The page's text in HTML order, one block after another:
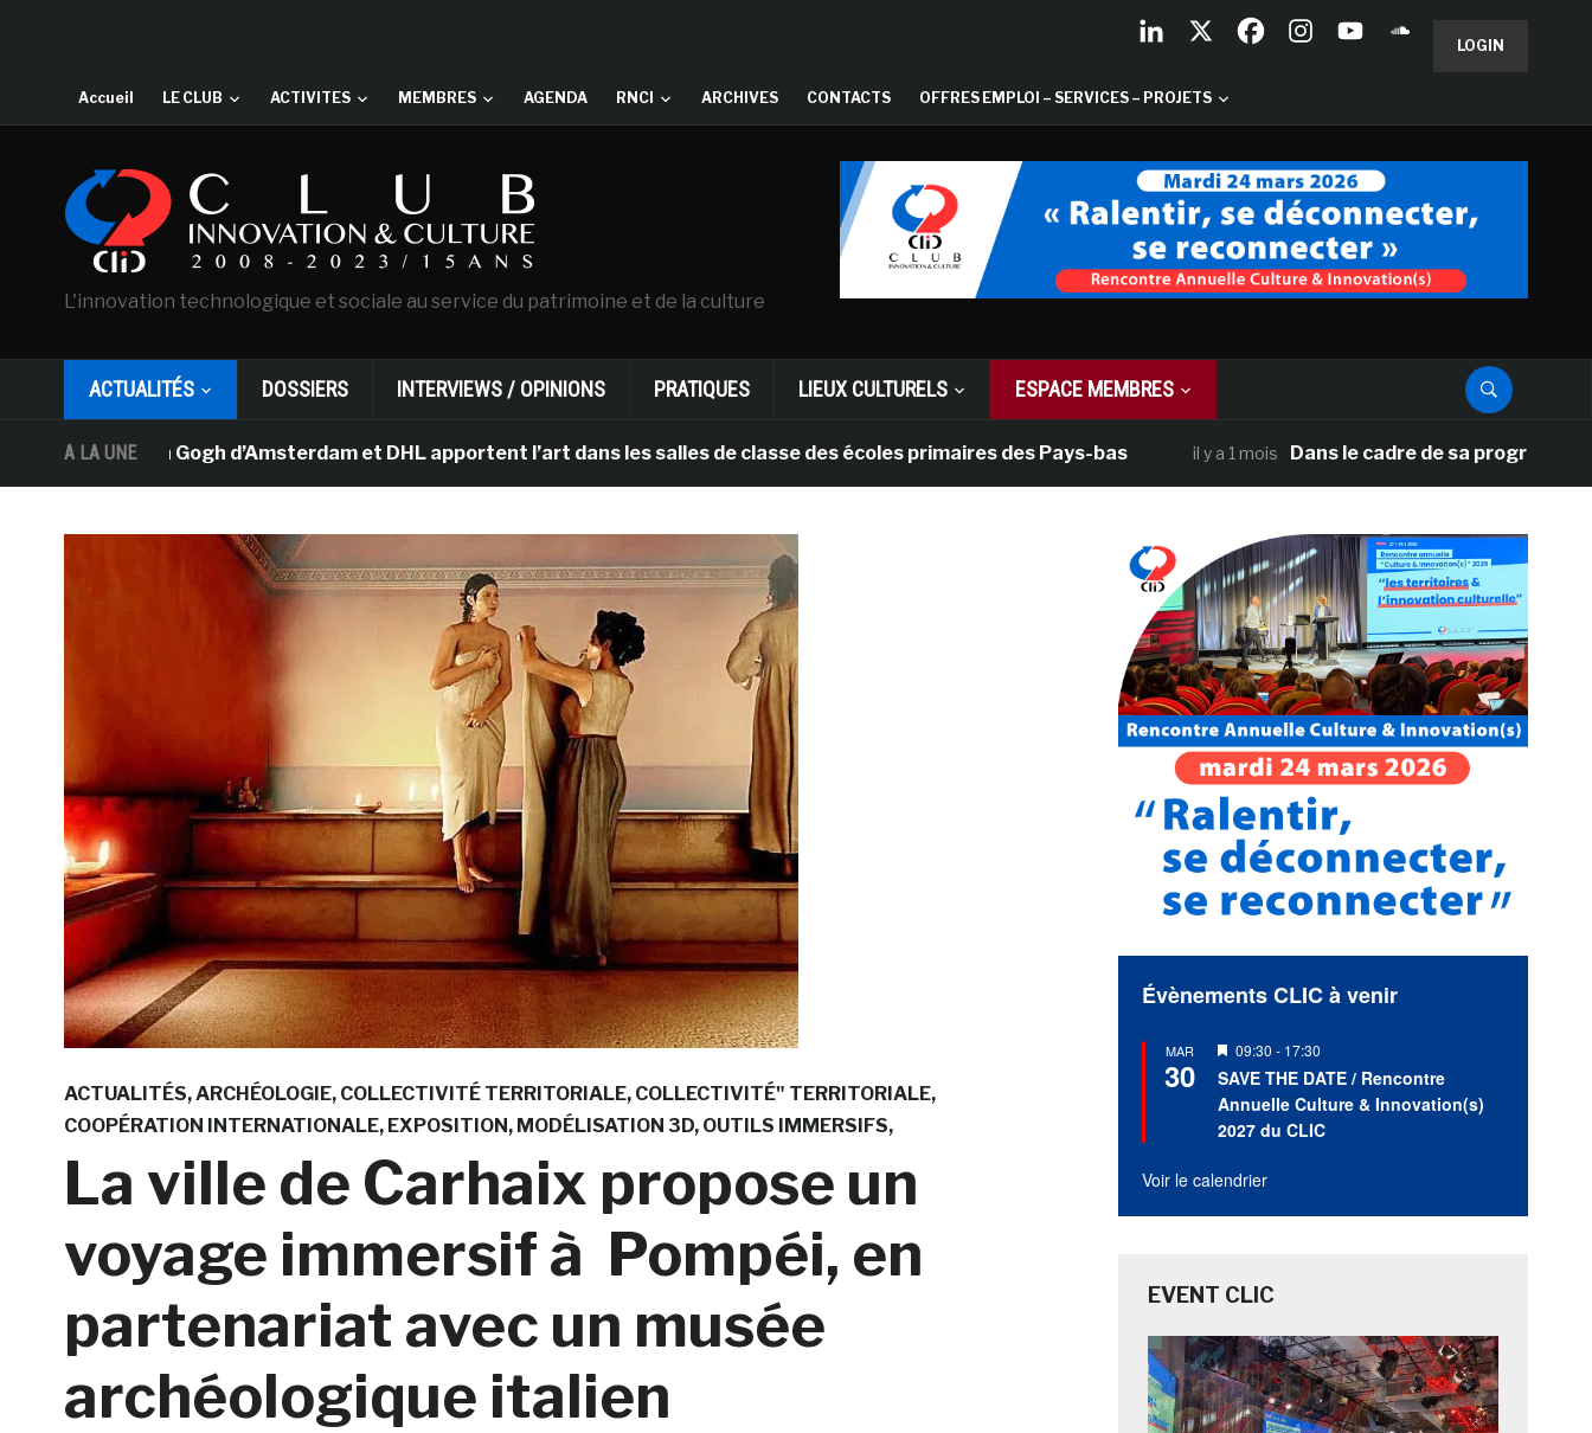
LOGIN
Accueil LE CLUB ACTIVITES MEMBRES AGENDA RNCI ARCHIVES CONTACTS OFFRES EMPLOI – SERVICES – PROJETS
L'innovation technologique et sociale au service du patrimoine et de la culture
ACTUALITÉS DOSSIERS INTERVIEWS / OPINIONS PRATIQUES LIEUX CULTURELS ESPACE MEMBRES
A LA UNE
Van Gogh d’Amsterdam et DHL apportent l’art dans les salles de classe des écoles primaires des Pays-bas il y a 1 mois Dans le cadre de sa programmation
ACTUALITÉS ARCHÉOLOGIE COLLECTIVITÉ TERRITORIALE COLLECTIVITÉ" TERRITORIALE
COOPÉRATION INTERNATIONALE EXPOSITION MODÉLISATION 3D OUTILS IMMERSIFS
La ville de Carhaix propose un
voyage immersif à Pompéi, en
partenariat avec un musée
archéologique italien
Évènements CLIC à venir
MAR
30
Mis
en
avant
09:30 - 17:30
SAVE THE DATE / Rencontre
Annuelle Culture & Innovation(s)
2027 du CLIC
Voir le calendrier
EVENT CLIC